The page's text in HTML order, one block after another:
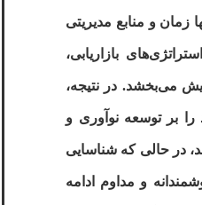
زمان و منابع مدیریتی
بازاریابی،
می‌بخشد. در نتیجه،
بر توسعه نوآوری و
در حالی که شناسایی
و مداوم ادامه